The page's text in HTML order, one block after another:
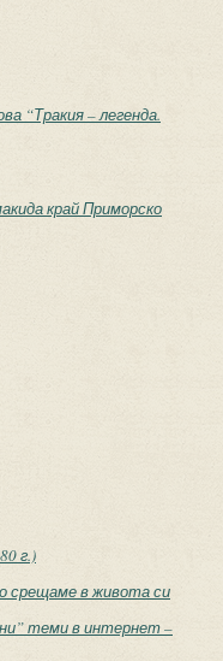
“Тракия – легенда.
край Приморско
г.)
срещаме в живота си
теми в интернет –